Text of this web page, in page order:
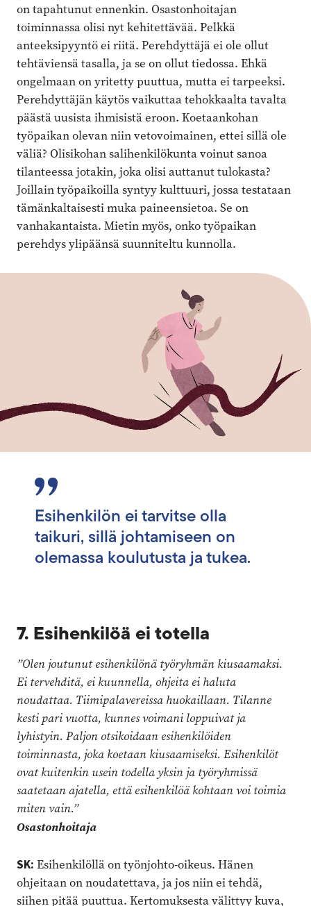
on tapahtunut ennenkin. Osastonhoitajan
toiminnassa olisi nyt kehitettävää. Pelkkä
anteeksipyyntö ei riitä. Perehdyttäjä ei ole ollut
tehtäviensä tasalla, ja se on ollut tiedossa. Ehkä
ongelmaan on yritetty puuttua, mutta ei tarpeeksi.
Perehdyttäjän käytös vaikuttaa tehokkaalta tavalta
päästä uusista ihmisistä eroon. Koetaankohan
työpaikan olevan niin vetovoimainen, ettei sillä ole
väliä? Olisikohan salihenkilökunta voinut sanoa
tilanteessa jotakin, joka olisi auttanut tulokasta?
Joillain työpaikoilla syntyy kulttuuri, jossa testataan
tämänkaltaisesti muka paineensietoa. Se on
vanhakantaista. Mietin myös, onko työpaikan
perehdys ylipäänsä suunniteltu kunnolla.
Esihenkilön ei tarvitse olla
taikuri, sillä johtamiseen on
olemassa koulutusta ja tukea.
7. Esihenkilöä ei totella
”Olen joutunut esihenkilönä työryhmän kiusaamaksi.
Ei tervehditä, ei kuunnella, ohjeita ei haluta
noudattaa. Tiimipalavereissa huokaillaan. Tilanne
kesti pari vuotta, kunnes voimani loppuivat ja
lyhistyin. Paljon otsikoidaan esihenkilöiden
toiminnasta, joka koetaan kiusaamiseksi. Esihenkilöt
ovat kuitenkin usein todella yksin ja työryhmissä
saatetaan ajatella, että esihenkilöä kohtaan voi toimia
miten vain.”
Osastonhoitaja
SK: Esihenkilöllä on työnjohto-oikeus. Hänen
ohjeitaan on noudatettava, ja jos niin ei tehdä,
siihen pitää puuttua. Kertomuksesta välittyy kuva,